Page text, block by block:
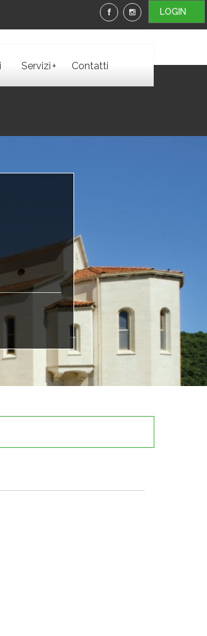
LOGIN
Servizi+ Contatti